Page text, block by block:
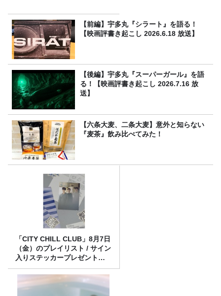
【前編】宇多丸『シラート』を語る！
【映画評書き起こし 2026.6.18 放送】
【後編】宇多丸『スーパーガール』を語
る！【映画評書き起こし 2026.7.16 放
送】
【六条大麦、二条大麦】意外と知らない
『麦茶』飲み比べてみた！
「CITY CHILL CLUB」8月7日
（金）のプレイリスト / サイン
入りステッカープレゼント有
り